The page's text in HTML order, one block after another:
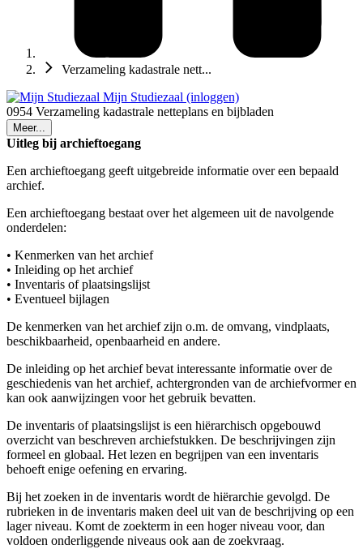
Verzameling kadastrale nett...
Mijn Studiezaal (inloggen)
0954 Verzameling kadastrale netteplans en bijbladen
Meer...
Uitleg bij archieftoegang
Een archieftoegang geeft uitgebreide informatie over een bepaald
archief.
Een archieftoegang bestaat over het algemeen uit de navolgende
onderdelen:
• Kenmerken van het archief
• Inleiding op het archief
• Inventaris of plaatsingslijst
• Eventueel bijlagen
De kenmerken van het archief zijn o.m. de omvang, vindplaats,
beschikbaarheid, openbaarheid en andere.
De inleiding op het archief bevat interessante informatie over de
geschiedenis van het archief, achtergronden van de archiefvormer en
kan ook aanwijzingen voor het gebruik bevatten.
De inventaris of plaatsingslijst is een hiërarchisch opgebouwd
overzicht van beschreven archiefstukken. De beschrijvingen zijn
formeel en globaal. Het lezen en begrijpen van een inventaris
behoeft enige oefening en ervaring.
Bij het zoeken in de inventaris wordt de hiërarchie gevolgd. De
rubrieken in de inventaris maken deel uit van de beschrijving op een
lager niveau. Komt de zoekterm in een hoger niveau voor, dan
voldoen onderliggende niveaus ook aan de zoekvraag.